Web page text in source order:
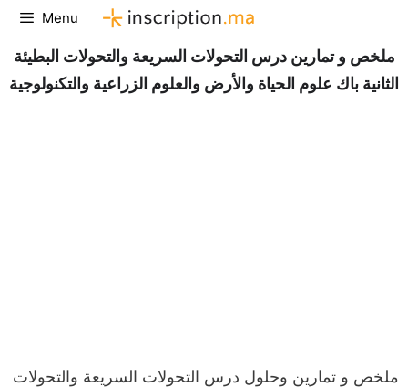
Aller
au
contenu
Menu
ملخص و تمارين درس التحولات السريعة والتحولات البطيئة
الثانية باك علوم الحياة والأرض والعلوم الزراعية والتكنولوجية
ملخص و تمارين وحلول درس التحولات السريعة والتحولات